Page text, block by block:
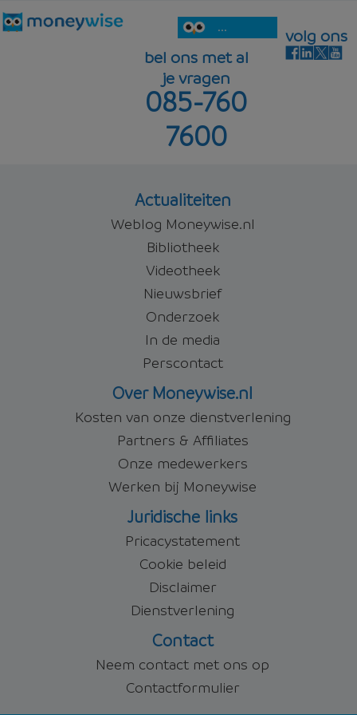
...
bel ons met al
je vragen
085-760
7600
volg ons
Actualiteiten
Weblog Moneywise.nl
Bibliotheek
Videotheek
Nieuwsbrief
Onderzoek
In de media
Perscontact
Over Moneywise.nl
Kosten van onze dienstverlening
Partners & Affiliates
Onze medewerkers
Werken bij Moneywise
Juridische links
Pricacystatement
Cookie beleid
Disclaimer
Dienstverlening
Contact
Neem contact met ons op
Contactformulier